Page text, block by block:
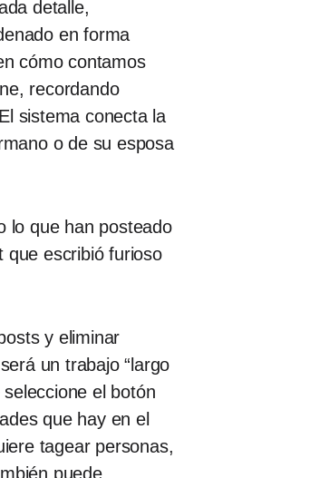
detalle,
en forma
cómo contamos
recordando
sistema conecta la
o de su esposa
lo que han posteado
que escribió furioso
y eliminar
un trabajo “largo
el botón
que hay en el
tagear personas,
puede